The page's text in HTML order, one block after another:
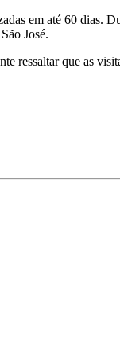
em até 60 dias.
José.
ressaltar que as